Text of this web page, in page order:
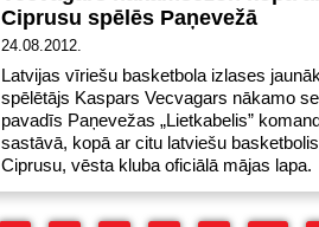
Ciprusu spēlēs Paņevežā
24.08.2012.
Latvijas vīriešu basketbola izlases
spēlētājs Kaspars Vecvagars nākamo
pavadīs Paņevežas „Lietkabelis”
sastāvā, kopā ar citu latviešu
Ciprusu, vēsta kluba oficiālā mājas lapa.